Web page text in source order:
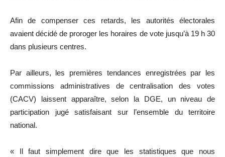
Afin de compenser ces retards, les autorités électorales
avaient décidé de proroger les horaires de vote jusqu’à 19 h 30
dans plusieurs centres.
Par ailleurs, les premières tendances enregistrées par les
commissions administratives de centralisation des votes
(CACV) laissent apparaître, selon la DGE, un niveau de
participation jugé satisfaisant sur l’ensemble du territoire
national.
« Il faut simplement dire que les statistiques que nous